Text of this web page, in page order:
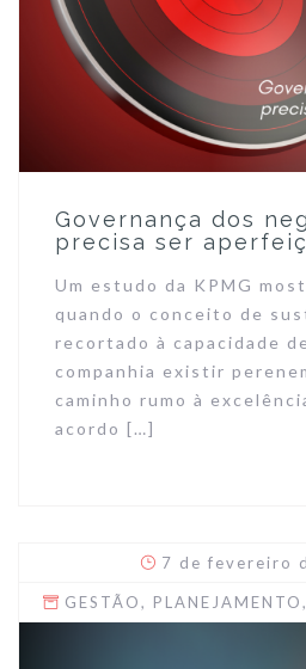
Governança dos
precisa ser
Um estudo da KPMG
quando o conceito de
recortado à capacidade
companhia existir
caminho rumo à
acordo […]
7 de fevereiro
GESTÃO, PLANEJAMENTO,